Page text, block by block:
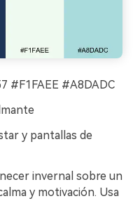
#F1FAEE #A8DADC
y pantallas de
invernal sobre un
y motivación. Usa